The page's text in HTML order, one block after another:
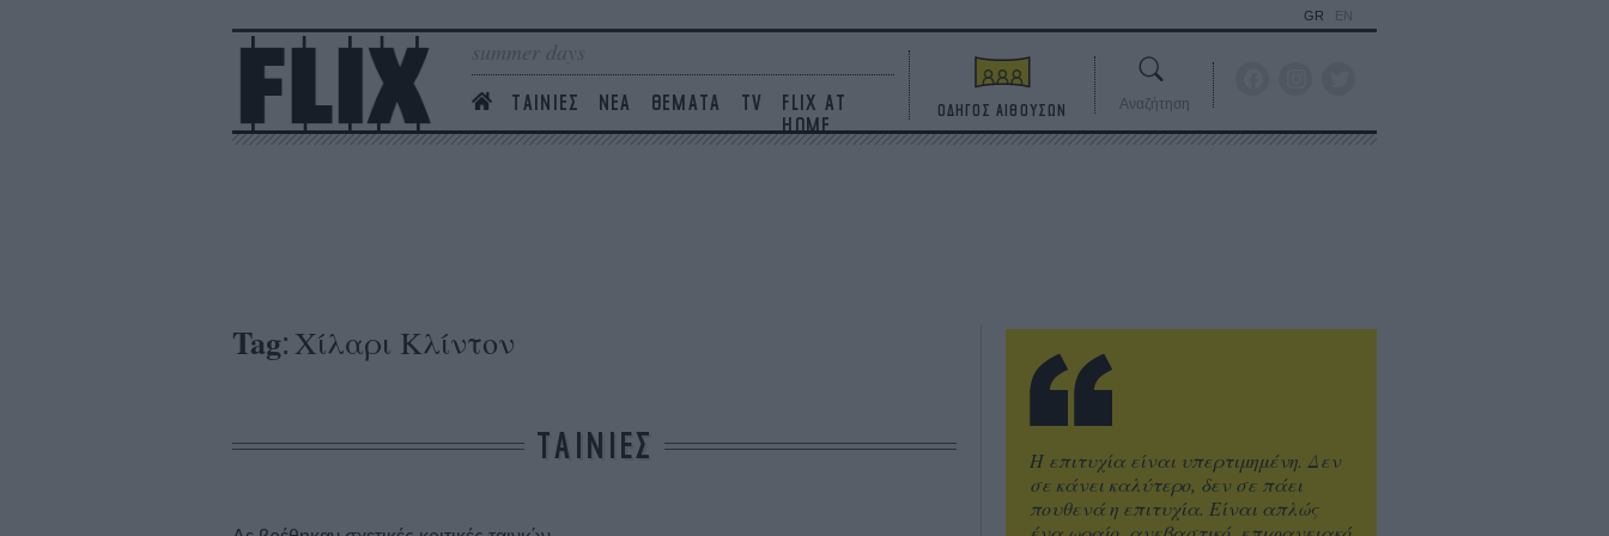
summer days
ΤΑΙΝΙΕΣ ΝΕΑ ΘΕΜΑΤΑ TV
FLIX AT
HOME
GR EN
ΟΔΗΓΟΣ ΑΙΘΟΥΣΩΝ Αναζήτηση
Tag: Χίλαρι Κλίντον
ΤΑΙΝΙΕΣ
Η επιτυχία είναι υπερτιμημένη. Δεν
σε κάνει καλύτερο, δεν σε πάει
πουθενά η επιτυχία. Είναι απλώς